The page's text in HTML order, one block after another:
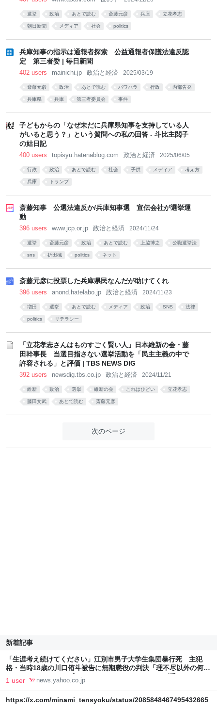
選挙 政治 あとで読む 斎藤元彦 兵庫 立花孝志
朝日新聞 メディア 社会 politics
兵庫知事の指示は通報者探索 公益通報者保護法違反認
定 第三者委 | 毎日新聞
402 users mainichi.jp 政治と経済 2025/03/19
斎藤元彦 政治 あとで読む パワハラ 行政 内部告発
兵庫県 兵庫 第三者委員会 事件
子どもからの「なぜ未だに兵庫県知事を支持している人
がいると思う？」という質問への私の回答 - 斗比主閲子
の姑日記
400 users topisyu.hatenablog.com 政治と経済 2025/06/05
行政 政治 あとで読む 社会 子供 メディア 考え方
兵庫 トランプ
斎藤知事 公選法違反か/兵庫知事選 宣伝会社が選挙運
動
396 users www.jcp.or.jp 政治と経済 2024/11/24
選挙 斎藤元彦 政治 あとで読む 上脇博之 公職選挙法
sns 折田楓 politics ネット
斎藤元彦に投票した兵庫県民なんだが助けてくれ
396 users anond.hatelabo.jp 政治と経済 2024/11/23
増田 選挙 あとで読む メディア 政治 SNS 法律
politics リテラシー
「立花孝志さんはものすごく賢い人」日本維新の会・藤
田幹事長 当選目指さない選挙活動を「民主主義の中で
許容される」と評価 | TBS NEWS DIG
392 users newsdig.tbs.co.jp 政治と経済 2024/11/21
維新 政治 選挙 維新の会 これはひどい 立花孝志
藤田文武 あとで読む 斎藤元彦
次のページ
新着記事
「生涯考え続けてください」江別市男子大学生集団暴行死 主犯
格・当時18歳の川口侑斗被告に無期懲役の判決「理不尽以外の何も
のでもない」（FNNプライムオンライン（フジテレビ系）） -
Yahoo!ニュース
1 user news.yahoo.co.jp
https://x.com/minami_tensyoku/status/2085848467495432665